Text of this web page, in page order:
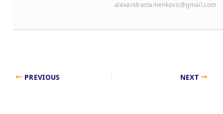
alexandrastamenkovic@gmail.com
PREVIOUS NEXT